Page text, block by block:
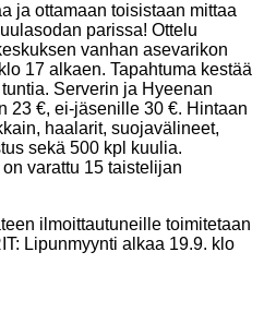
ja ottamaan toisistaan mittaa
parissa! Ottelu
vanhan asevarikon
17 alkaen. Tapahtuma kestää
Serverin ja Hyeenan
23 €, ei-jäsenille 30 €. Hintaan
haalarit, suojavälineet,
sekä 500 kpl kuulia.
varattu 15 taistelijan
ilmoittautuneille toimitetaan
Lipunmyynti alkaa 19.9. klo